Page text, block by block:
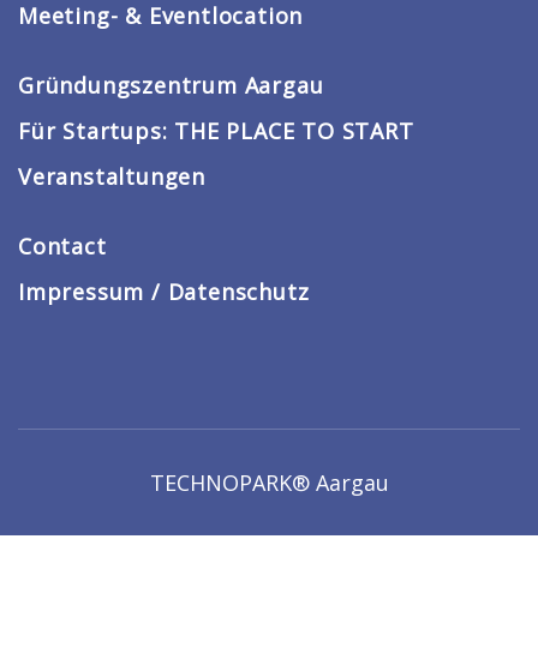
Meeting- & Eventlocation
Gründungszentrum Aargau
Für Startups: THE PLACE TO START
Veranstaltungen
Contact
Impressum / Datenschutz
TECHNOPARK® Aargau